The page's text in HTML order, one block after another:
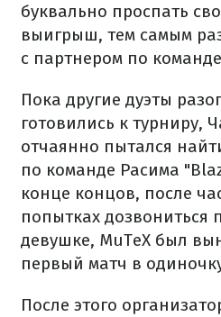
буквально проспать
выигрыш, тем самым
с партнером по
Пока другие дуэты
готовились к турниру,
отчаянно пытался
по команде Расима
конце концов, после
попытках дозвониться
девушке, MuTeX был
первый матч в
После этого